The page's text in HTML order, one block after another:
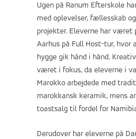
Ugen på Ranum Efterskole
med oplevelser, fællesskab
projekter. Eleverne har været
Aarhus på Full Host-tur, hvor
hygge gik hånd i hånd.
været i fokus, da eleverne i
Marokko arbejdede med
marokkansk keramik, mens
toastsalg til fordel for
Derudover har eleverne på